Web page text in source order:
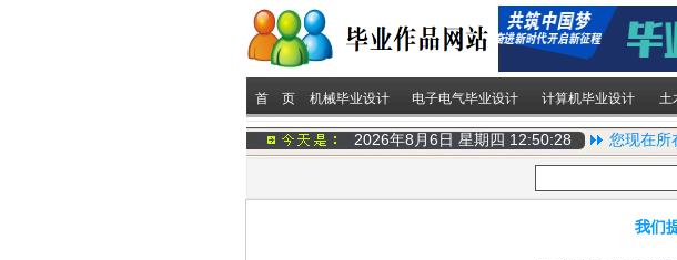
首 页 机械毕业设计 电子电气毕业设计 计算机毕业设计 土
2026年8月6日 星期四 12:50:29 您现在所
我们